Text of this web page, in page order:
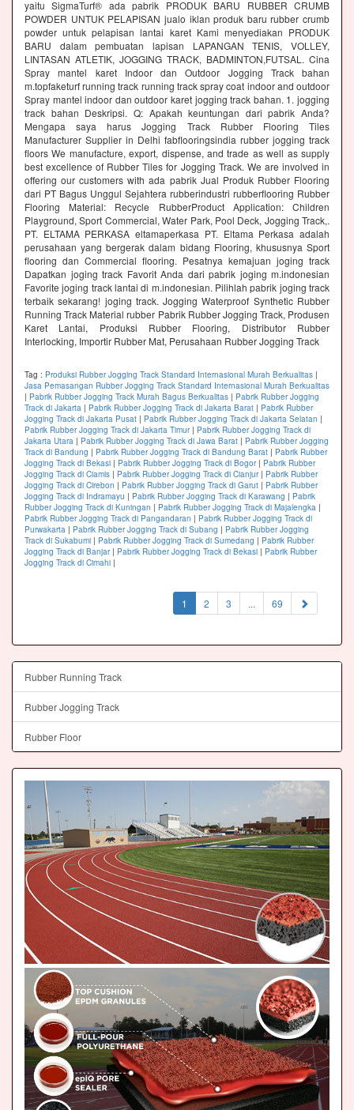
yaitu SigmaTurf® ada pabrik PRODUK BARU RUBBER CRUMB
POWDER UNTUK PELAPISAN jualo iklan produk baru rubber crumb
powder untuk pelapisan lantai karet Kami menyediakan PRODUK
BARU dalam pembuatan lapisan LAPANGAN TENIS, VOLLEY,
LINTASAN ATLETIK, JOGGING TRACK, BADMINTON,FUTSAL. Cina
Spray mantel karet Indoor dan Outdoor Jogging Track bahan
m.topfaketurf running track running track spray coat indoor and outdoor
Spray mantel indoor dan outdoor karet jogging track bahan. 1. jogging
track bahan Deskripsi. Q: Apakah keuntungan dari pabrik Anda?
Mengapa saya harus Jogging Track Rubber Flooring Tiles
Manufacturer Supplier in Delhi fabflooringsindia rubber jogging track
floors We manufacture, export, dispense, and trade as well as supply
best excellence of Rubber Tiles for Jogging Track. We are involved in
offering our customers with ada pabrik Jual Produk Rubber Flooring
dari PT Bagus Unggul Sejahtera rubberindustri rubberflooring Rubber
Flooring Material: Recycle RubberProduct Application: Children
Playground, Sport Commercial, Water Park, Pool Deck, Jogging Track,.
PT. ELTAMA PERKASA eltamaperkasa PT. Eltama Perkasa adalah
perusahaan yang bergerak dalam bidang Flooring, khususnya Sport
flooring dan Commercial flooring. Pesatnya kemajuan joging track
Dapatkan joging track Favorit Anda dari pabrik joging m.indonesian
Favorite joging track lantai di m.indonesian. Pilihlah pabrik joging track
terbaik sekarang! joging track. Jogging Waterproof Synthetic Rubber
Running Track Material rubber Pabrik Rubber Jogging Track, Produsen
Karet Lantai, Produksi Rubber Flooring, Distributor Rubber
Interlocking, Importir Rubber Mat, Perusahaan Rubber Jogging Track
Tag : Produksi Rubber Jogging Track Standard Internasional Murah Berkualitas |
Jasa Pemasangan Rubber Jogging Track Standard Internasional Murah Berkualitas
| Pabrik Rubber Jogging Track Murah Bagus Berkualitas | Pabrik Rubber Jogging
Track di Jakarta | Pabrik Rubber Jogging Track di Jakarta Barat | Pabrik Rubber
Jogging Track di Jakarta Pusat | Pabrik Rubber Jogging Track di Jakarta Selatan |
Pabrik Rubber Jogging Track di Jakarta Timur| Pabrik Rubber Jogging Track di
Jakarta Utara | Pabrik Rubber Jogging Track di Jawa Barat | Pabrik Rubber Jogging
Track di Bandung | Pabrik Rubber Jogging Track di Bandung Barat | Pabrik Rubber
Jogging Track di Bekasi | Pabrik Rubber Jogging Track di Bogor| Pabrik Rubber
Jogging Track di Ciamis | Pabrik Rubber Jogging Track di Cianjur| Pabrik Rubber
Jogging Track di Cirebon | Pabrik Rubber Jogging Track di Garut | Pabrik Rubber
Jogging Track di Indramayu | Pabrik Rubber Jogging Track di Karawang | Pabrik
Rubber Jogging Track di Kuningan | Pabrik Rubber Jogging Track di Majalengka |
Pabrik Rubber Jogging Track di Pangandaran | Pabrik Rubber Jogging Track di
Purwakarta | Pabrik Rubber Jogging Track di Subang | Pabrik Rubber Jogging
Track di Sukabumi | Pabrik Rubber Jogging Track di Sumedang | Pabrik Rubber
Jogging Track di Banjar| Pabrik Rubber Jogging Track di Bekasi | Pabrik Rubber
Jogging Track di Cimahi |
1 (current)
2 3 ... 69
Rubber Running Track
Rubber Jogging Track
Rubber Floor